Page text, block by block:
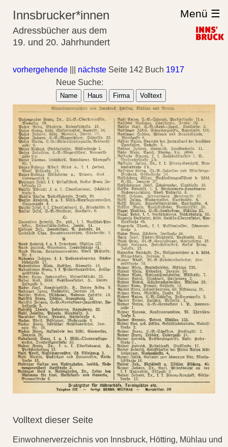
Innsbrucker*innen
Adressbücher aus dem
19. und 20. Jahrhundert
Menü ☰
vorhergehende nächste Seite 142 Buch 1917
Neue Suche:
Name Haus Firma Volltext
Volltext dieser Seite
Einwohnerverzeichnis von Innsbruck, Hötting, Mühlau und